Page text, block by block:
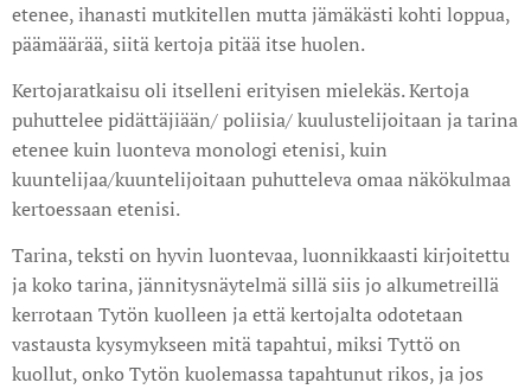
etenee, ihanasti mutkitellen mutta jämäkästi kohti loppua,
päämäärää, siitä kertoja pitää itse huolen.
Kertojaratkaisu oli itselleni erityisen mielekäs. Kertoja
puhuttelee pidättäjiään/ poliisia/ kuulustelijoitaan ja tarina
etenee kuin luonteva monologi etenisi, kuin
kuuntelijaa/kuuntelijoitaan puhutteleva omaa näkökulmaa
kertoessaan etenisi.
Tarina, teksti on hyvin luontevaa, luonnikkaasti kirjoitettu
ja koko tarina, jännitysnäytelmä sillä siis jo alkumetreillä
kerrotaan Tytön kuolleen ja että kertojalta odotetaan
vastausta kysymykseen mitä tapahtui, miksi Tyttö on
kuollut, onko Tytön kuolemassa tapahtunut rikos, ja jos